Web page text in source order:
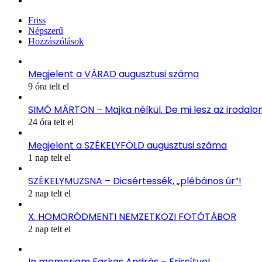
Friss
Népszerű
Hozzászólások
Megjelent a VÁRAD augusztusi száma
9 óra telt el
SIMÓ MÁRTON – Majka nélkül. De mi lesz az
24 óra telt el
Megjelent a SZÉKELYFÖLD augusztusi száma
1 nap telt el
SZÉKELYMUZSNA – Dicsértessék, „plébános úr”!
2 nap telt el
X. HOMORÓDMENTI NEMZETKÖZI FOTÓTÁBOR
2 nap telt el